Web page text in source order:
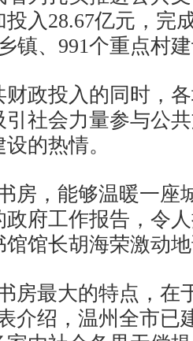
入28.67亿元，完
镇、991个重点村
投入的同时，各
引社会力量参与公
的热情。
，能够温暖一座
府工作报告，令
馆馆长胡海荣激动
最大的特点，在
介绍，温州全市已